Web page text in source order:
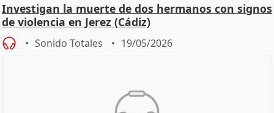
Investigan la muerte de dos hermanos con signos
de violencia en Jerez (Cádiz)
Sonido Totales 19/05/2026